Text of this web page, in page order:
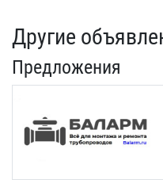
Другие
Предложения